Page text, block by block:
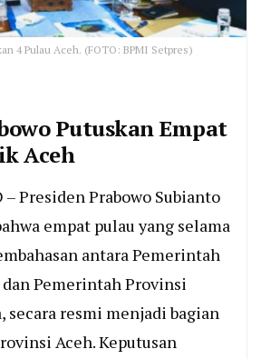
4 Pulau Aceh. (FOTO: BPMI Setpres)
Putuskan Empat
Aceh
– Presiden Prabowo Subianto
empat pulau yang selama
antara Pemerintah
Pemerintah Provinsi
secara resmi menjadi bagian
Aceh. Keputusan